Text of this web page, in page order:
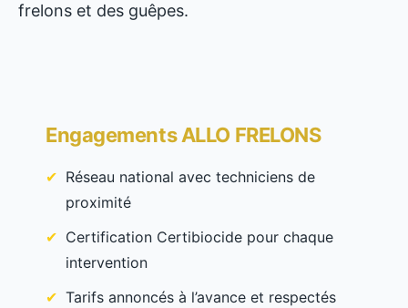
frelons et des guêpes.
Engagements ALLO FRELONS
Réseau national avec techniciens de
proximité
Certification Certibiocide pour chaque
intervention
Tarifs annoncés à l’avance et respectés